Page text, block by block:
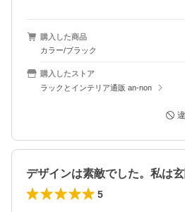
購入した商品
カラー/ブラック
購入したストア
ラックとインテリア通販 an-non
5